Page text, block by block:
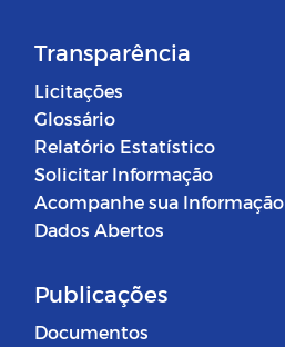
Transparência
Licitações
Glossário
Relatório Estatístico
Solicitar Informação
Acompanhe sua Informação
Dados Abertos
Publicações
Documentos